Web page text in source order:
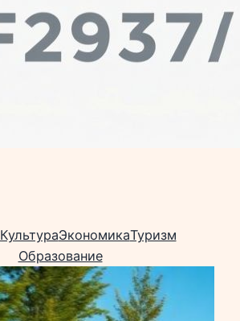
КультураЭкономикаТуризм
Образование